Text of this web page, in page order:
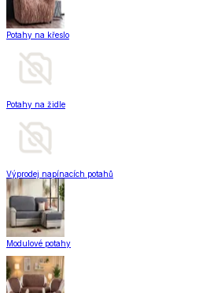
Potahy na křeslo
Potahy na židle
Výprodej napínacích potahů
Modulové potahy